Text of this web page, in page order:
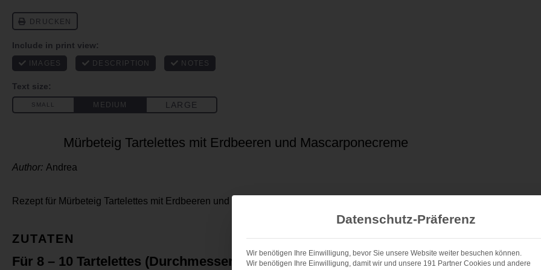
Mürbeteig Tartelettes mit Erdbeeren und Mascarponecreme
Author: Andrea
Rezept für Mürbeteig Tartelettes mit Erdbeeren und Mascarpone
ZUTATEN
Für 8 – 10 Tartelettes (Durchmesser 10 cm)
Datenschutz-Präferenz
Wir benötigen Ihre Einwilligung, bevor Sie unsere Website weiter besuchen können.
Wir benötigen Ihre Einwilligung, damit wir und unsere 191 Partner Cookies und andere